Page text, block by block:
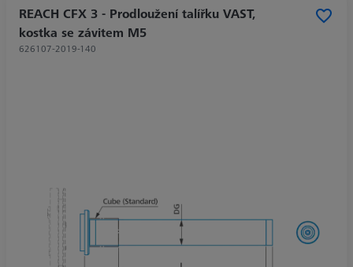
REACH CFX 3 - Prodloužení talířku VAST,
kostka se závitem M5
626107-2019-140